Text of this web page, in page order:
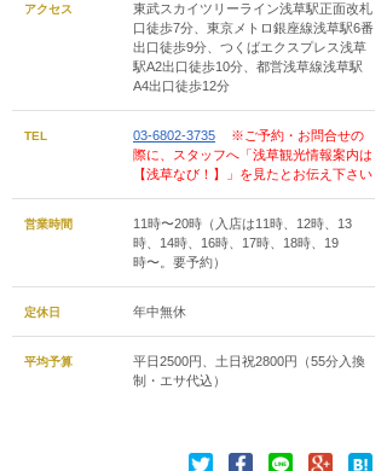
アクセス
東武スカイツリーライン浅草駅正面改札
口徒歩7分、東京メトロ銀座線浅草駅6番
出口徒歩9分、つくばエクスプレス浅草
駅A2出口徒歩10分、都営浅草線浅草駅
A4出口徒歩12分
TEL 03-6802-3735
※ご予約・お問合せの
際に、スタッフへ「浅草観光情報案内は
【浅草なび！】」を見たとお伝え下さい
営業時間
11時〜20時（入店は11時、12時、13
時、14時、16時、17時、18時、19
時〜。要予約）
定休日 年中無休
平均予算
平日2500円、土日祝2800円（55分入換
制・エサ代込）